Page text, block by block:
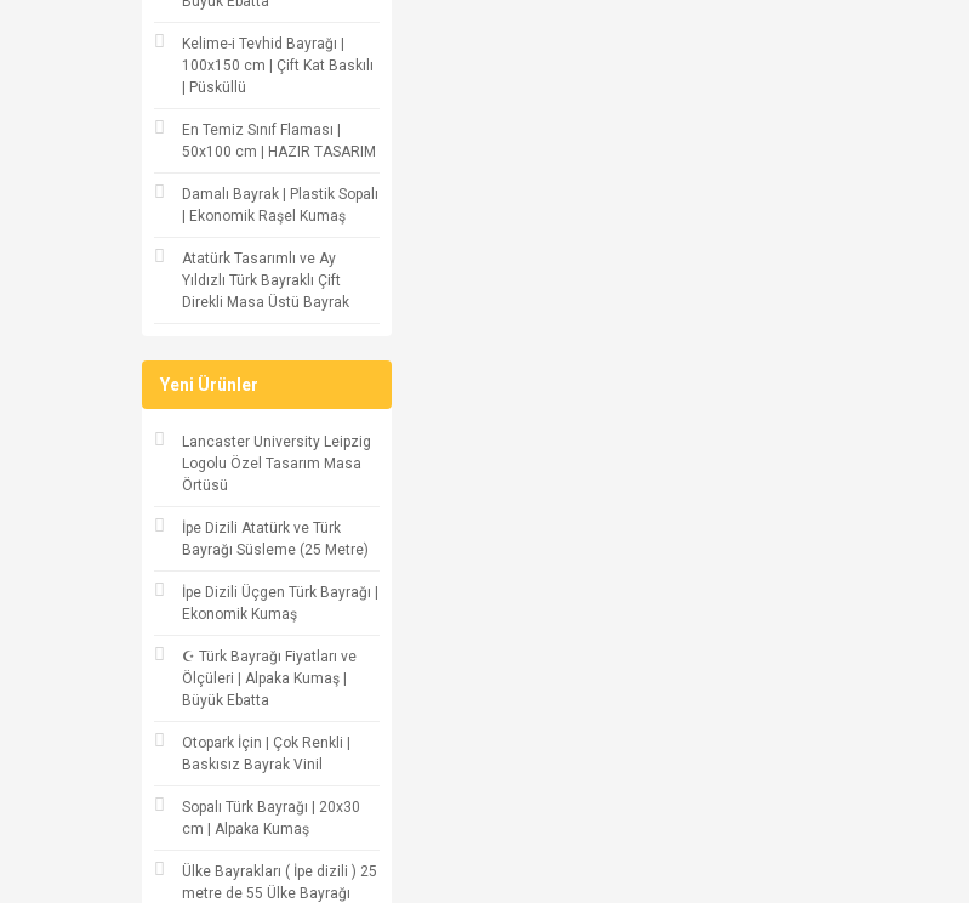
Kelime-i Tevhid Bayrağı |
100x150 cm | Çift Kat Baskılı
| Püsküllü
En Temiz Sınıf Flaması |
50x100 cm | HAZIR TASARIM
Damalı Bayrak | Plastik Sopalı
| Ekonomik Raşel Kumaş
Atatürk Tasarımlı ve Ay
Yıldızlı Türk Bayraklı Çift
Direkli Masa Üstü Bayrak
Yeni Ürünler
Lancaster University Leipzig
Logolu Özel Tasarım Masa
Örtüsü
İpe Dizili Atatürk ve Türk
Bayrağı Süsleme (25 Metre)
İpe Dizili Üçgen Türk Bayrağı |
Ekonomik Kumaş
☪ Türk Bayrağı Fiyatları ve
Ölçüleri | Alpaka Kumaş |
Büyük Ebatta
Otopark İçin | Çok Renkli |
Baskısız Bayrak Vinil
Sopalı Türk Bayrağı | 20x30
cm | Alpaka Kumaş
Ülke Bayrakları ( İpe dizili ) 25
metre de 55 Ülke Bayrağı